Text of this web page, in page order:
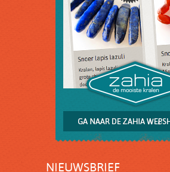
NIEUWSBRIEF